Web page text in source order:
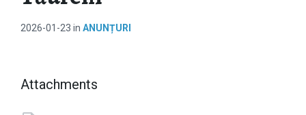
2026-01-23 in ANUNȚURI
Attachments